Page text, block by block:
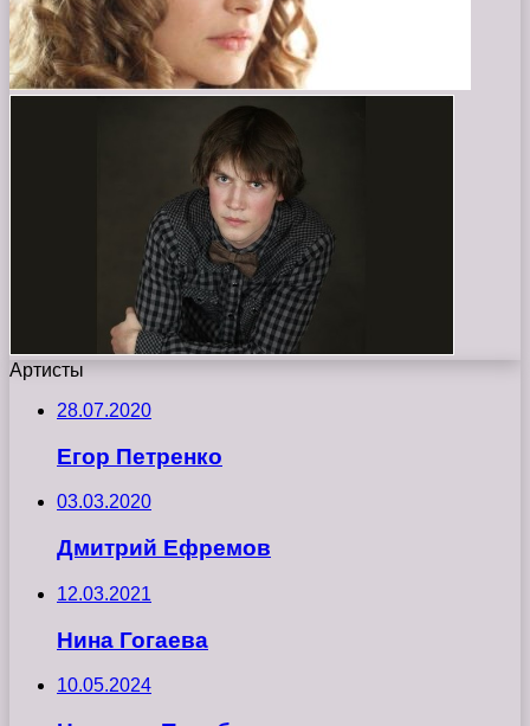
Артисты
28.07.2020
Егор Петренко
03.03.2020
Дмитрий Ефремов
12.03.2021
Нина Гогаева
10.05.2024